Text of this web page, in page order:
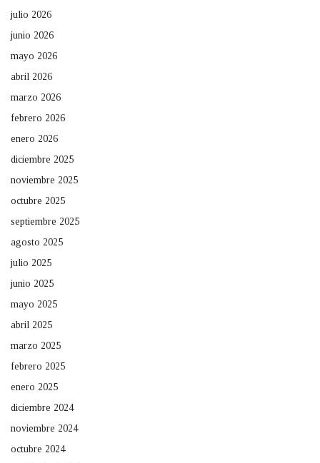
julio 2026
junio 2026
mayo 2026
abril 2026
marzo 2026
febrero 2026
enero 2026
diciembre 2025
noviembre 2025
octubre 2025
septiembre 2025
agosto 2025
julio 2025
junio 2025
mayo 2025
abril 2025
marzo 2025
febrero 2025
enero 2025
diciembre 2024
noviembre 2024
octubre 2024